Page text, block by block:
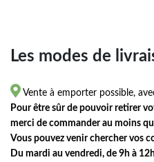
Les modes de
 Vente à emporter possible,
Pour être sûr de pouvoir retirer
merci de commander au moins
Vous pouvez venir chercher vos
Du mardi au vendredi, de 9h à